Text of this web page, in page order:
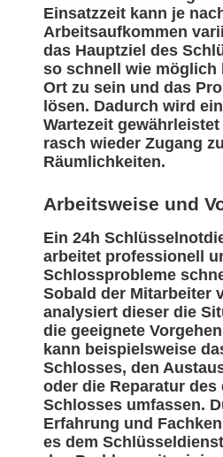
Einsatzzeit kann je
Arbeitsaufkommen
das Hauptziel des
so schnell wie möglich
Ort zu sein und das
lösen. Dadurch wird
Wartezeit
rasch wieder Zugang
Räumlichkeiten.
Arbeitsweise und
Ein 24h
arbeitet professionell
Schlossprobleme
Sobald der Mitarbeiter
analysiert dieser die
die geeignete
kann beispielsweise
Schlosses, den
oder die Reparatur des
Schlosses umfassen.
Erfahrung und
es dem